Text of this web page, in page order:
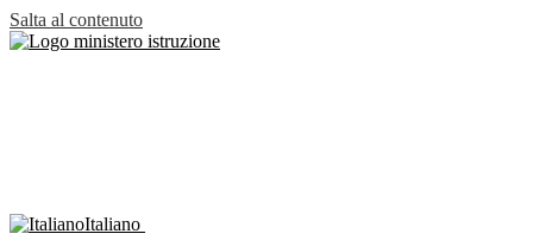
Salta al contenuto
Italiano